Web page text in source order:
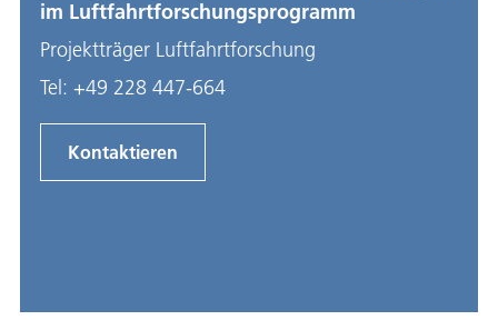
im Luftfahrtforschungsprogramm
Projektträger Luftfahrtforschung
Tel: +49 228 447-664
Kontaktieren